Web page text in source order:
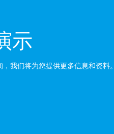
示
我们将为您提供更多信息和资料。